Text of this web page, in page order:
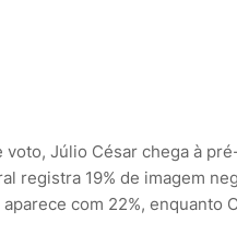
Júlio César chega à
registra 19% de imagem
com 22%, enquanto